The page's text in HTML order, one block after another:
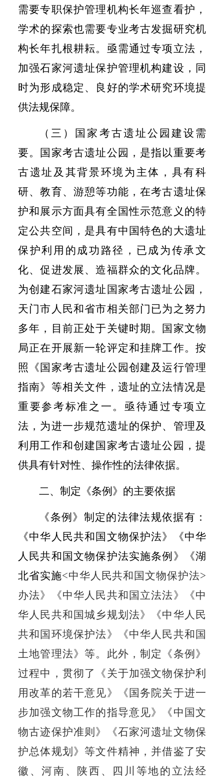
需要专职保护管理机构长年巡查看护，
学术的探索也需要专业考古发掘研究机
构长年扎根耕耘。亟需通过专项立法，
加强石家河遗址保护管理机构建设，同
时为形成稳定、良好的学术研究环境提
供法规保障。
（三）国家考古遗址公园建设需
要。
国家考古遗址公园，是指以重要考
古遗址及其背景环境为主体，具有科
研、教育、游憩等功能，在考古遗址保
护和展示方面具有全国性示范意义的特
定公共空间，是具有中国特色的大遗址
保护利用的成功路径，已成为传承文
化、促进发展、造福群众的文化品牌。
为创建石家河遗址国家考古遗址公园，
天门市人民和省市相关部门已为之努力
多年，目前正处于关键时期。国家文物
局正在开展新一轮评定和挂牌工作。按
照《国家考古遗址公园创建及运行管理
指南》等相关文件，遗址的立法情况是
重要参考标准之一。亟待通过专项立
法，为进一步规范遗址的保护、管理及
利用工作和创建国家考古遗址公园，提
供具有针对性、操作性的法律依据。
二、制定《条例》的主要依据
《条例》制定的法律法规依据有：
《中华人民共和国文物保护法》《中华
人民共和国文物保护法实施条例》《湖
北省实施<中华人民共和国文物保护法>
办法》《中华人民共和国立法法》《中
华人民共和国城乡规划法》《中华人民
共和国环境保护法》《中华人民共和国
土地管理法》等。此外，制定《条例》
过程中，贯彻了《关于加强文物保护利
用改革的若干意见》《国务院关于进一
步加强文物工作的指导意见》《中国文
物古迹保护准则》《石家河遗址文物保
护总体规划》等文件精神，并借鉴了安
徽、河南、陕西、四川等地的立法经